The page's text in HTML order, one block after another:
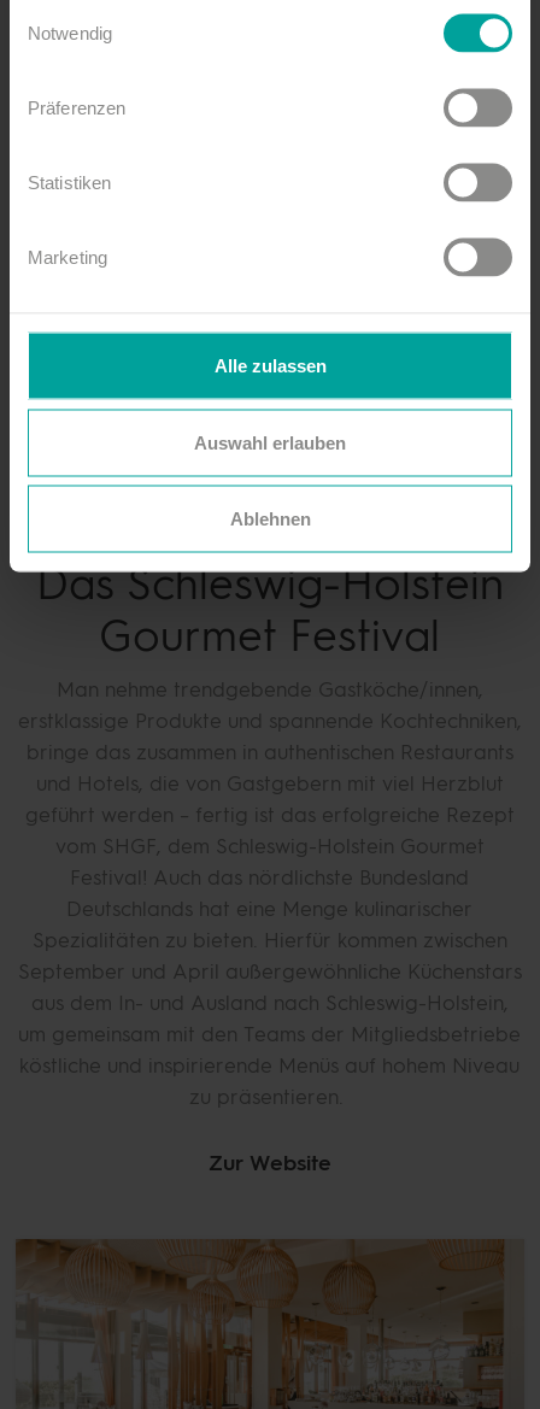
Notwendig
Präferenzen
Statistiken
Marketing
Alle zulassen
Auswahl erlauben
Ablehnen
Das Schleswig-Holstein
Gourmet Festival
Man nehme trendgebende Gastköche/innen,
erstklassige Produkte und spannende Kochtechniken,
bringe das zusammen in authentischen Restaurants
und Hotels, die von Gastgebern mit viel Herzblut
geführt werden – fertig ist das erfolgreiche Rezept
vom SHGF, dem Schleswig-Holstein Gourmet
Festival! Auch das nördlichste Bundesland
Deutschlands hat eine Menge kulinarischer
Spezialitäten zu bieten. Hierfür kommen zwischen
September und April außergewöhnliche Küchenstars
aus dem In- und Ausland nach Schleswig-Holstein,
um gemeinsam mit den Teams der Mitgliedsbetriebe
köstliche und inspirierende Menüs auf hohem Niveau
zu präsentieren.
Zur Website